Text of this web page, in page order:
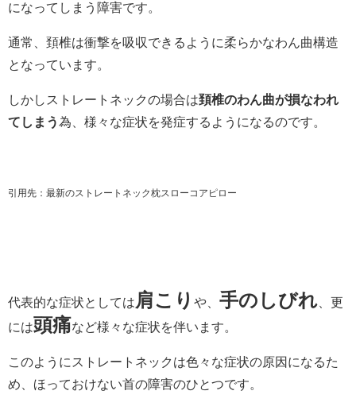
になってしまう障害です。
通常、頚椎は衝撃を吸収できるように柔らかなわん曲構造
となっています。
しかしストレートネックの場合は頚椎のわん曲が損なわれ
てしまう 為、様々な症状を発症するようになるのです。
引用先：最新のストレートネック枕スローコアピロー
代表的な症状としては 肩こり や、 手のしびれ 、更
には頭痛など様々な症状を伴います。
このようにストレートネックは色々な症状の原因になるた
め、ほっておけない首の障害のひとつです。